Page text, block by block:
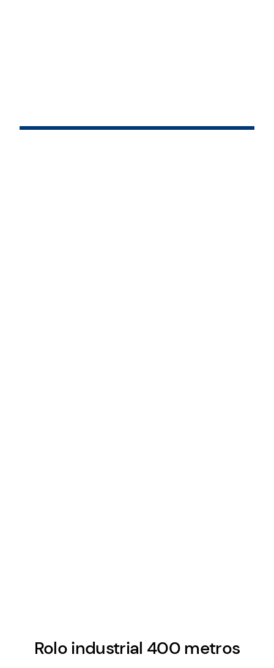
Rolo industrial 400 metros